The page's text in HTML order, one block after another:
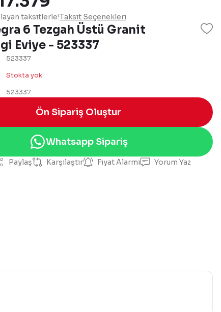
6 Tezgah Üstü Granit
Eviye - 523337
taksitlerle!Taksit Seçenekleri
523337
Stokta yok
523337
Ön Sipariş Oluştur
Whatsapp Sipariş
Paylaş Karşılaştır Fiyat Alarmı Yorum Yaz